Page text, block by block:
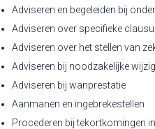
Adviseren en begeleiden bij
Adviseren over specifieke
Adviseren over het stellen van
Adviseren bij noodzakelijke
Adviseren bij wanprestatie
Aanmanen en ingebrekestellen
Procederen bij tekortkomingen